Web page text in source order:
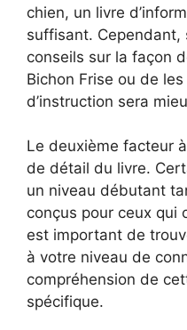
chien, un livre
suffisant. Cependant,
conseils sur la façon
Bichon Frise ou de
d’instruction sera
Le deuxième facteur
de détail du livre.
un niveau débutant
conçus pour ceux qui
est important de
à votre niveau de
compréhension de
spécifique.